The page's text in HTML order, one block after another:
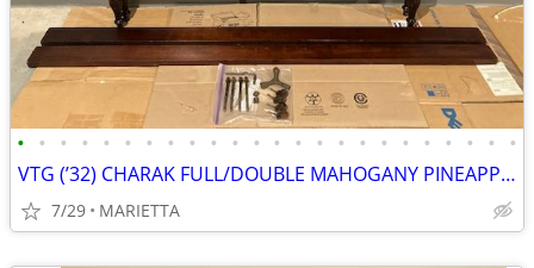
• • • • • • • • • • • • • • • • • • • • • • • •
VTG (’32) CHARAK FULL/DOUBLE MAHOGANY PINEAPPLE 4 POST BED EX. COND.
7/29 MARIETTA